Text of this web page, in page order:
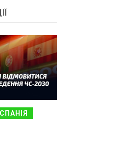
ІСПАНІЯ